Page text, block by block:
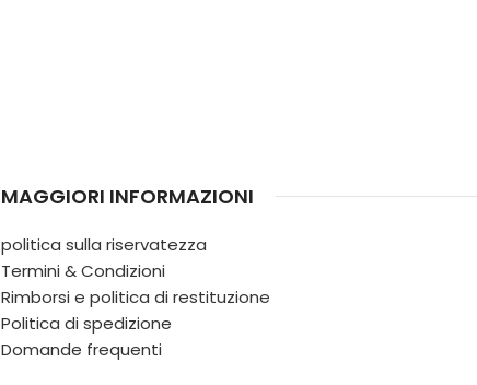
MAGGIORI INFORMAZIONI
politica sulla riservatezza
Termini & Condizioni
Rimborsi e politica di restituzione
Politica di spedizione
Domande frequenti